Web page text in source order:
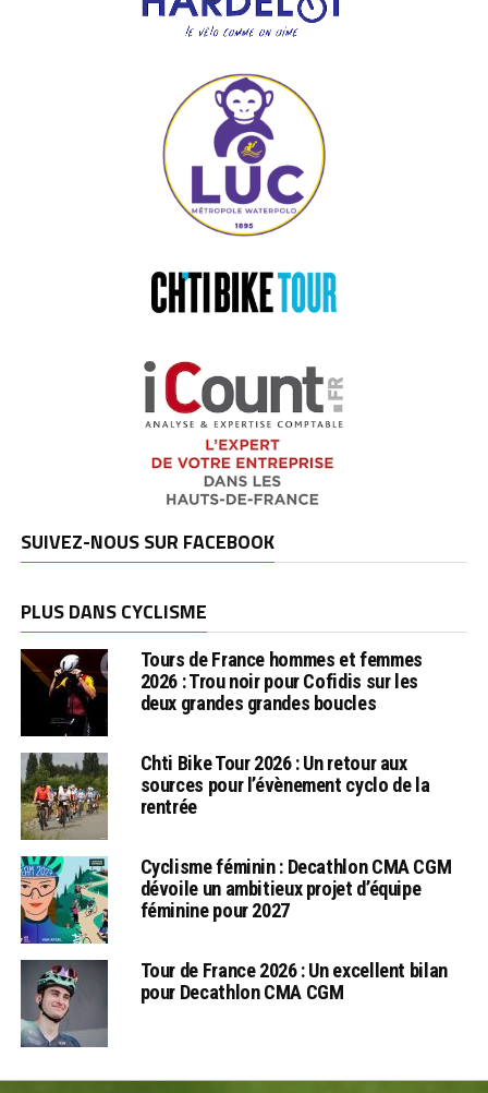
SUIVEZ-NOUS SUR FACEBOOK
PLUS DANS CYCLISME
Tours de France hommes et femmes
2026 : Trou noir pour Cofidis sur les
deux grandes grandes boucles
Chti Bike Tour 2026 : Un retour aux
sources pour l’évènement cyclo de la
rentrée
Cyclisme féminin : Decathlon CMA CGM
dévoile un ambitieux projet d’équipe
féminine pour 2027
Tour de France 2026 : Un excellent bilan
pour Decathlon CMA CGM